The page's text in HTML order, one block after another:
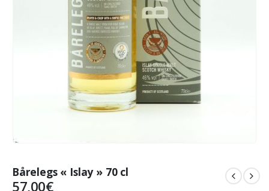
Bårelegs « Islay » 70 cl
57,00€